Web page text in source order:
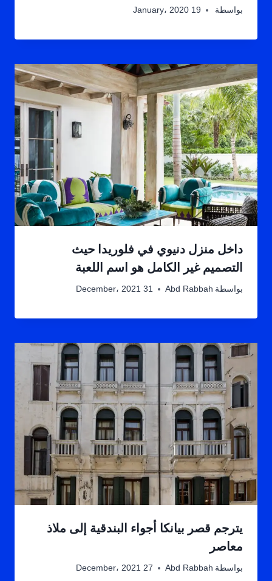
بواسطة 19 January، 2020
داخل منزل دنيوي في فلوريدا حيث
التصميم غير الكامل هو اسم اللعبة
بواسطة Abd Rabbah 31 December، 2021
يترجم قصر بيانكا أجواء البندقية إلى ملاذ
معاصر
بواسطة Abd Rabbah 27 December، 2021